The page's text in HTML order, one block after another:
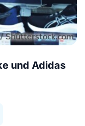
und Adidas